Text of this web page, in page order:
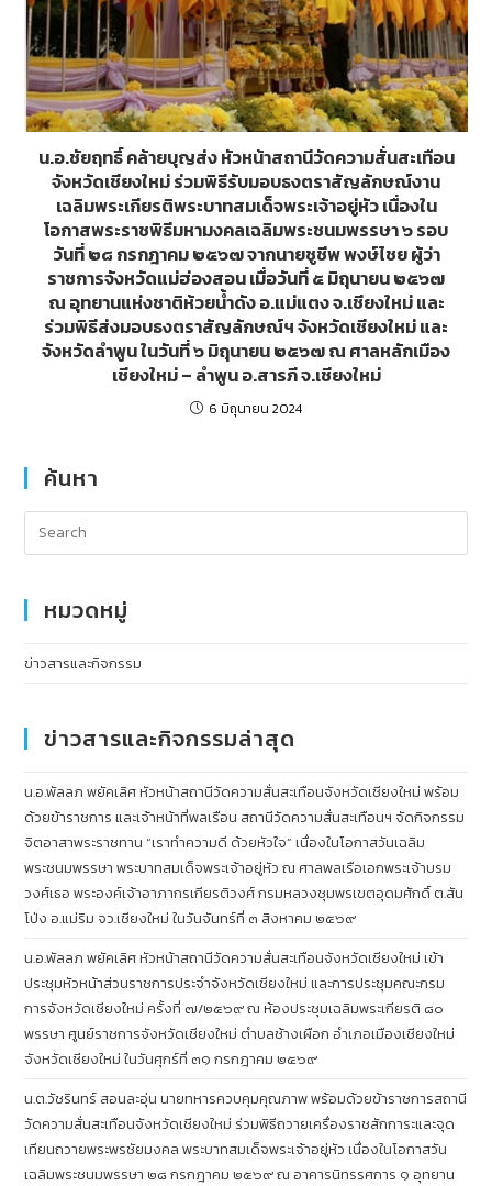
น.อ.ชัยฤทธิ์ คล้ายบุญส่ง หัวหน้าสถานีวัดความสั่นสะเทือน
จังหวัดเชียงใหม่ ร่วมพิธีรับมอบธงตราสัญลักษณ์งาน
เฉลิมพระเกียรติพระบาทสมเด็จพระเจ้าอยู่หัว เนื่องใน
โอกาสพระราชพิธีมหามงคลเฉลิมพระชนมพรรษา ๖ รอบ
วันที่ ๒๘ กรกฎาคม ๒๕๖๗ จากนายชูชีพ พงษ์ไชย ผู้ว่า
ราชการจังหวัดแม่ฮ่องสอน เมื่อวันที่ ๕ มิถุนายน ๒๕๖๗
ณ อุทยานแห่งชาติห้วยน้ำดัง อ.แม่แตง จ.เชียงใหม่ และ
ร่วมพิธีส่งมอบธงตราสัญลักษณ์ฯ จังหวัดเชียงใหม่ และ
จังหวัดลำพูน ในวันที่ ๖ มิถุนายน ๒๕๖๗ ณ ศาลหลักเมือง
เชียงใหม่ – ลำพูน อ.สารภี จ.เชียงใหม่
6 มิถุนายน 2024
ค้นหา
หมวดหมู่
ข่าวสารและกิจกรรม
ข่าวสารและกิจกรรมล่าสุด
น.อ.พัลลภ พยัคเลิศ หัวหน้าสถานีวัดความสั่นสะเทือนจังหวัดเชียงใหม่ พร้อม
ด้วยข้าราชการ และเจ้าหน้าที่พลเรือน สถานีวัดความสั่นสะเทือนฯ จัดกิจกรรม
จิตอาสาพระราชทาน “เราทำความดี ด้วยหัวใจ” เนื่องในโอกาสวันเฉลิม
พระชนมพรรษา พระบาทสมเด็จพระเจ้าอยู่หัว ณ ศาลพลเรือเอกพระเจ้าบรม
วงศ์เธอ พระองค์เจ้าอาภากรเกียรติวงศ์ กรมหลวงชุมพรเขตอุดมศักดิ์ ต.สัน
โป่ง อ.แม่ริม จว.เชียงใหม่ ในวันจันทร์ที่ ๓ สิงหาคม ๒๕๖๙
น.อ.พัลลภ พยัคเลิศ หัวหน้าสถานีวัดความสั่นสะเทือนจังหวัดเชียงใหม่ เข้า
ประชุมหัวหน้าส่วนราชการประจำจังหวัดเชียงใหม่ และการประชุมคณะกรม
การจังหวัดเชียงใหม่ ครั้งที่ ๗/๒๕๖๙ ณ ห้องประชุมเฉลิมพระเกียรติ ๘๐
พรรษา ศูนย์ราชการจังหวัดเชียงใหม่ ตำบลช้างเผือก อำเภอเมืองเชียงใหม่
จังหวัดเชียงใหม่ ในวันศุกร์ที่ ๓๑ กรกฎาคม ๒๕๖๙
น.ต.วัชรินทร์ สอนละอุ่น นายทหารควบคุมคุณภาพ พร้อมด้วยข้าราชการสถานี
วัดความสั่นสะเทือนจังหวัดเชียงใหม่ ร่วมพิธีถวายเครื่องราชสักการะและจุด
เทียนถวายพระพรชัยมงคล พระบาทสมเด็จพระเจ้าอยู่หัว เนื่องในโอกาสวัน
เฉลิมพระชนมพรรษา ๒๘ กรกฎาคม ๒๕๖๙ ณ อาคารนิทรรศการ ๑ อุทยาน